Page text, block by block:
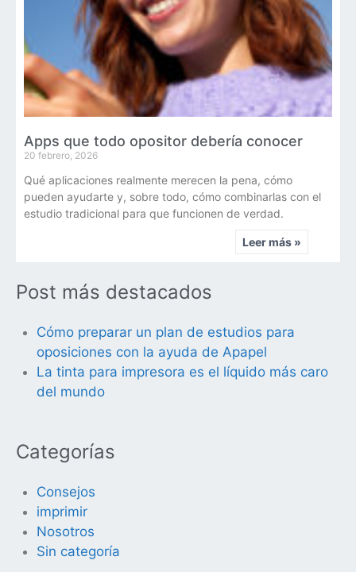
Apps que todo opositor debería conocer
20 febrero, 2026
Qué aplicaciones realmente merecen la pena, cómo
pueden ayudarte y, sobre todo, cómo combinarlas con el
estudio tradicional para que funcionen de verdad.
Leer más »
Post más destacados
Cómo preparar un plan de estudios para
oposiciones con la ayuda de Apapel
La tinta para impresora es el líquido más caro
del mundo
Categorías
Consejos
imprimir
Nosotros
Sin categoría